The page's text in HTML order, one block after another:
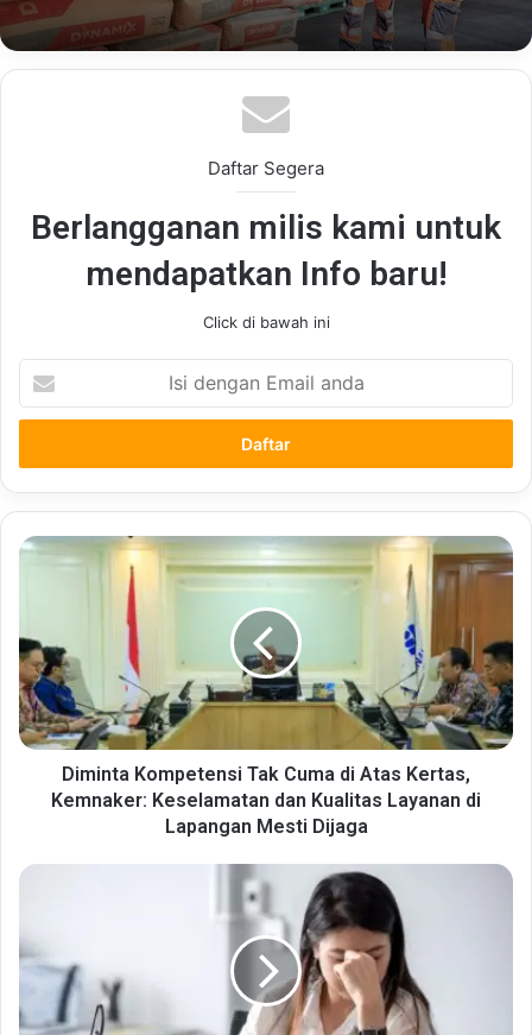
Daftar Segera
Berlangganan milis kami untuk
mendapatkan Info baru!
Click di bawah ini
dengan
Email
Diminta
di
Atas
Kertas,
Kemnaker:
Keselamatan
Kualitas
Lapangan
Diminta Kompetensi Tak Cuma di Atas Kertas,
Kemnaker: Keselamatan dan Kualitas Layanan di
Lapangan Mesti Dijaga
Cegah
Konsumsi
Berita
Perang,
Masyarakat